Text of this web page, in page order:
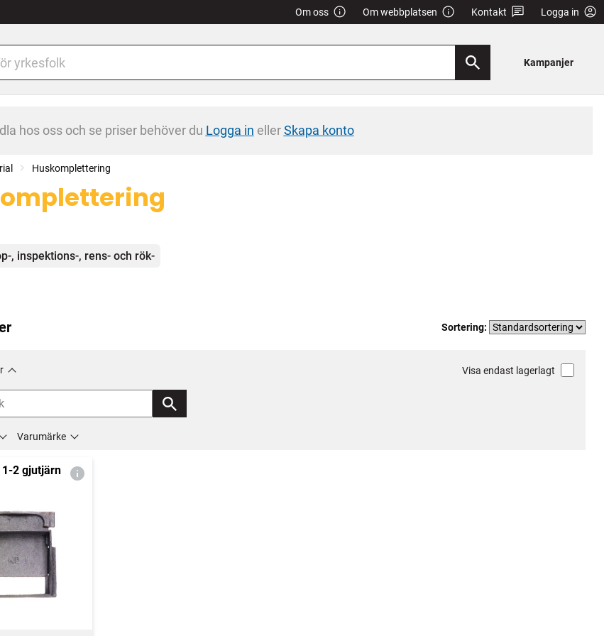
Om oss Om webbplatsen Kontakt Logga in
Kampanjer
hos oss och se priser behöver du Logga in ellerSkapa konto
Huskomplettering
, inspektions-, rens- och rök-
Sortering:
Visa endast lagerlagt
Varumärke
2 gjutjärn